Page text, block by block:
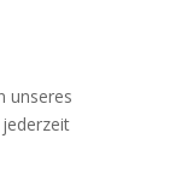
unseres